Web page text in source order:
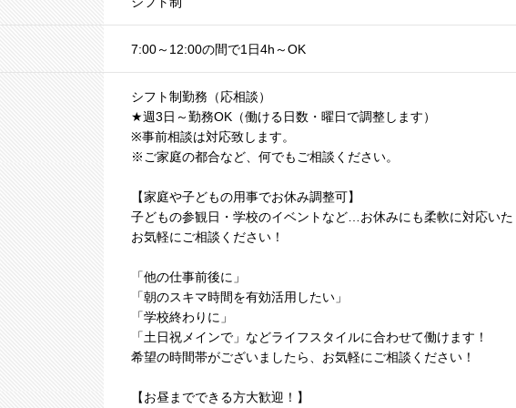
7:00～12:00の間で1日4h～OK
シフト制勤務（応相談）
★週3日～勤務OK（働ける日数・曜日で調整します）
※事前相談は対応致します。
※ご家庭の都合など、何でもご相談ください。
【家庭や子どもの用事でお休み調整可】
子どもの参観日・学校のイベントなど…お休みにも柔軟に対応いた
お気軽にご相談ください！
「他の仕事前後に」
「朝のスキマ時間を有効活用したい」
「学校終わりに」
「土日祝メインで」などライフスタイルに合わせて働けます！
希望の時間帯がございましたら、お気軽にご相談ください！
【お昼までできる方大歓迎！】